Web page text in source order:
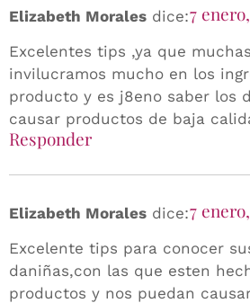
Elizabeth Morales dice:7
Excelentes tips ,ya que
invilucramos mucho en los
producto y es j8eno saber los
causar productos de baja
Responder
Elizabeth Morales dice:7
Excelente tips para conocer
daniñas,con las que esten
productos y nos puedan